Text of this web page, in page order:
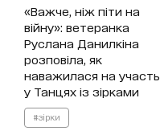
«Важче, ніж піти на
війну»: ветеранка
Руслана Данилкіна
розповіла, як
наважилася на участь
у Танцях із зірками
#зірки